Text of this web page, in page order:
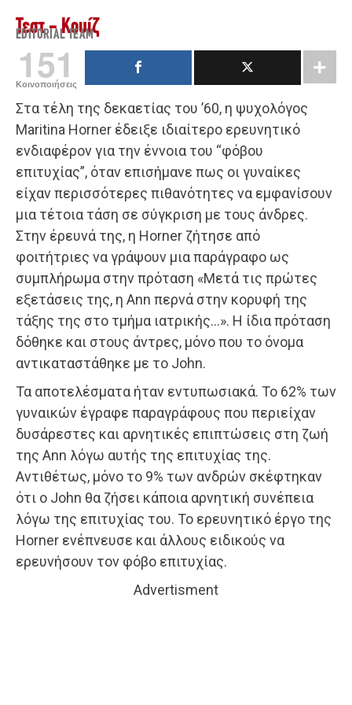
Τεστ - Κουίζ
EDITORIAL TEAM
151
Κοινοποιήσεις
Στα τέλη της δεκαετίας του ’60, η ψυχολόγος
Maritina Horner έδειξε ιδιαίτερο ερευνητικό
ενδιαφέρον για την έννοια του “φόβου
επιτυχίας”, όταν επισήμανε πως οι γυναίκες
είχαν περισσότερες πιθανότητες να εμφανίσουν
μια τέτοια τάση σε σύγκριση με τους άνδρες.
Στην έρευνά της, η Horner ζήτησε από
φοιτήτριες να γράψουν μια παράγραφο ως
συμπλήρωμα στην πρόταση «Μετά τις πρώτες
εξετάσεις της, η Ann περνά στην κορυφή της
τάξης της στο τμήμα ιατρικής…». Η ίδια πρόταση
δόθηκε και στους άντρες, μόνο που το όνομα
αντικαταστάθηκε με το John.
Τα αποτελέσματα ήταν εντυπωσιακά. Το 62% των
γυναικών έγραφε παραγράφους που περιείχαν
δυσάρεστες και αρνητικές επιπτώσεις στη ζωή
της Ann λόγω αυτής της επιτυχίας της.
Αντιθέτως, μόνο το 9% των ανδρών σκέφτηκαν
ότι ο John θα ζήσει κάποια αρνητική συνέπεια
λόγω της επιτυχίας του. To ερευνητικό έργο της
Horner ενέπνευσε και άλλους ειδικούς να
ερευνήσουν τον φόβο επιτυχίας.
Advertisment